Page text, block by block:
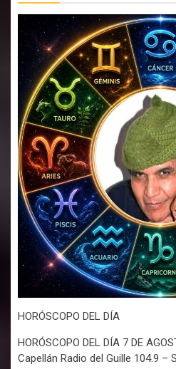
HORÓSCOPO DEL DÍA
HORÓSCOPO DEL DÍA 7 DE
Capellán Radio del Guille 104.9 –